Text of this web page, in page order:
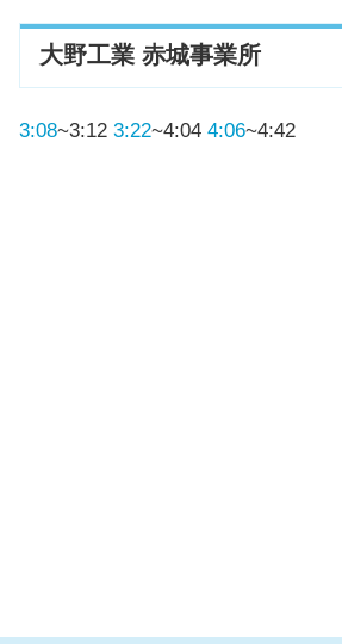
大野工業 赤城事業所
3:08~3:12 3:22~4:04 4:06~4:42